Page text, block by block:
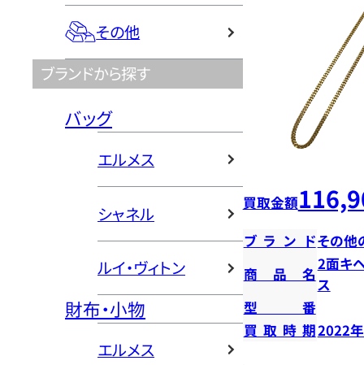
その他
ブランドから探す
バッグ
エルメス
シャネル
ルイ・ヴィトン
財布・小物
エルメス
買取金額
ブランドその他
商品名
2面キ
ス
型番
買取時期2022